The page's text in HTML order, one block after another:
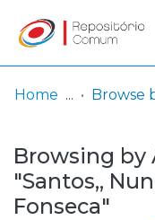
& Collections
Browse repository
Log
In
(current)
Home Browse
Browsing
"Santos,,
Fonseca"